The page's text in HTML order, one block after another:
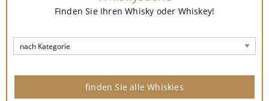
Finden Sie Ihren Whisky oder Whiskey!
finden Sie alle Whiskies